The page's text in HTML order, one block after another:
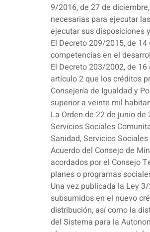
9/2016, de 27 de
necesarias para ejecutar
ejecutar sus disposiciones
El Decreto 209/2015, de
competencias en el
El Decreto 203/2002, de
artículo 2 que los créditos
Consejería de Igualdad y
superior a veinte mil
La Orden de 22 de junio
Servicios Sociales
Sanidad, Servicios
Acuerdo del Consejo de
acordados por el Consejo
planes o programas
Una vez publicada la Ley
subsumidos en el nuevo
distribución, así como la
del Sistema para la